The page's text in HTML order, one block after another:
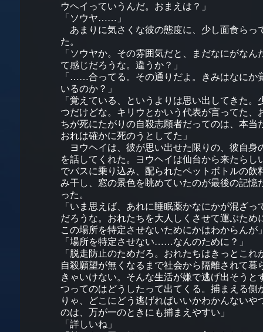
ウヘイっていうんだ。おまえは？」
「ソウヤ……」
あまりに気さくな彼の態度に、少し面食らっ
た。
「ソウヤか。その雰囲気だと、まだなにがなん
て感じだろうな。違うか？」
「……合ってる。その通りだよ。きみはなにか
いるのか？」
「覚えている、というよりは思い出してきた。
つだけどな。キリウとかいう代表が言ってた、
ちが死にたがりの自殺志願者だってのは、本当
おれは確かに死のうとしてた」
ヨウヘイは、彼が思い出せた限りの、彼自身
を話してくれた。ヨウヘイは仙台から来たらし
でバスに乗り込み、配られたペットボトルの飲
み干し、窓の景色を眺めていたのが最後の記憶
った。
「いま思えば、あれに睡眠薬かなにかが混ざっ
だろうな。おれたちを大人しくさせて運ぶため
この場所を特定させないためにかはわからんが
「場所を特定させない……なんのために？」
「脱走防止のためだろ。おれたちはきっとこれ
自殺願望が無くなるまで社会から隔離されて暮
きゃいけない。そんな生活が嫌で逃げ出そうと
つってのはどうしたって出てくる。捕まえる側
りゃ、どこにどう逃げればいいかわかんないや
のは、万が一のときにも捕まえやすい」
「詳しいね」